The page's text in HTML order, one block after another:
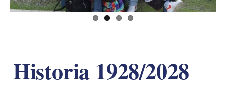
Historia 1928/2028